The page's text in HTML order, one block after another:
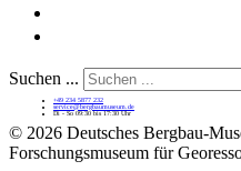
Suchen ...
+49 234 5877 232
service@bergbaumuseum.de
Di - So 09:30 bis 17:30 Uhr
© 2026 Deutsches Bergbau-
Forschungsmuseum für